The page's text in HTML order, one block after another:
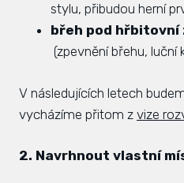
stylu, přibudou herní
břeh pod hřbitovní
(zpevnění břehu, luční
V následujících letech
vycházíme přitom z vize
2. Navrhnout vlastní